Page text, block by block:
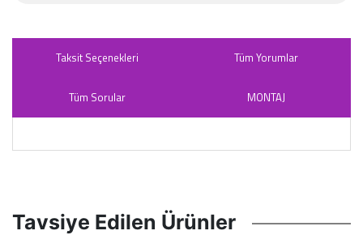
Taksit Seçenekleri Tüm Yorumlar
Tüm Sorular MONTAJ
Tavsiye Edilen Ürünler